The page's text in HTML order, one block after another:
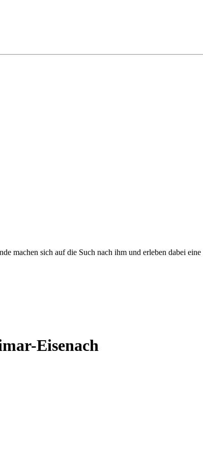
machen sich auf die Such nach ihm und erleben dabei
Eisenach